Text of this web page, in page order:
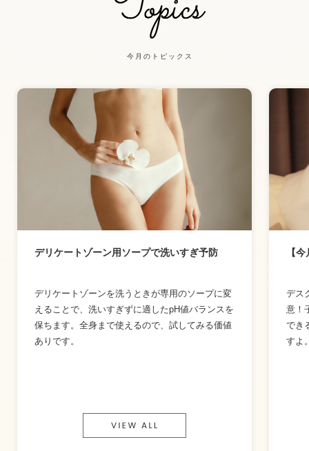
今月のトピックス
デリケートゾーン用ソープで洗いすぎ予防
デリケートゾーンを洗うときが専用のソープに変
えることで、洗いすぎずに適したpH値バランスを
保ちます。全身まで使えるので、試してみる価値
ありです。
【
デス
意！
でき
すよ